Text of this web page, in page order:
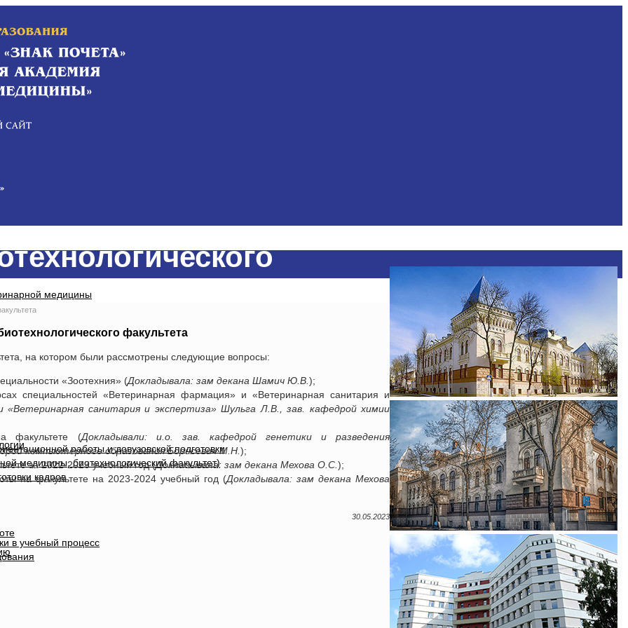
медицины
работы и довузовской подготовки
медицины, биотехнологический факультет)
кадров
в учебный процесс
факультета
на котором были рассмотрены следующие вопросы:
«Зоотехния» (Докладывала: зам декана Шамич Ю.В. );
специальностей «Ветеринарная фармация» и «Ветеринарная санитария и
«Ветеринарная санитария и экспертиза» Шульга Л.В., зав. кафедрой химии
факультете (Докладывали: и.о. зав. кафедрой генетики и разведения
компьютерного образования Борисевич М.Н. );
за 2022-2023 учебный год (Докладывала: зам декана Мехова О.С. );
на факультете на 2023-2024 учебный год (Докладывала: зам декана Мехова
30.05.2023